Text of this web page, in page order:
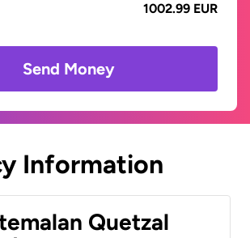
1002.99 EUR
Send Money
Information
Quetzal